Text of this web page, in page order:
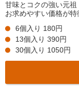
甘味とコクの強い元
お求めやすい価格が特
6個入り 180円
13個入り 390円
30個入り 1050円